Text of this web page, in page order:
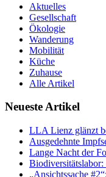
Aktuelles
Gesellschaft
Ökologie
Wanderung
Mobilität
Küche
Zuhause
Alle Artikel
Neueste Artikel
LLA Lienz glänzt
Ausgedehnte
Lange Nacht der
„Ansichtssache